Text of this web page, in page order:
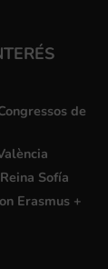
de
Sofía
Erasmus +